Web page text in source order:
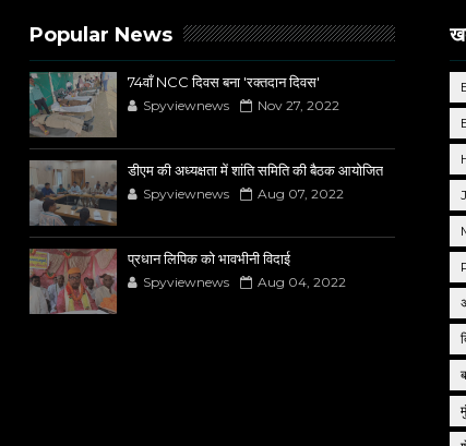
Popular News
74वाँ NCC दिवस बना 'रक्तदान दिवस'
Spyviewnews Nov 27, 2022
डीएम की अध्यक्षता में शांति समिति की बैठक आयोजित
Spyviewnews Aug 07, 2022
प्रधान लिपिक को भावभीनी विदाई
Spyviewnews Aug 04, 2022